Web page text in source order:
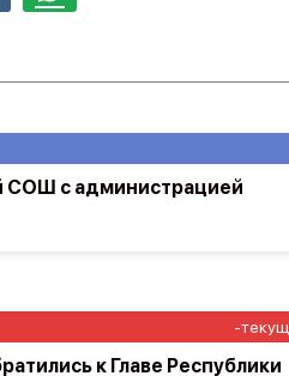
-текущ.
к Главе Республики
СОШ с администрацией